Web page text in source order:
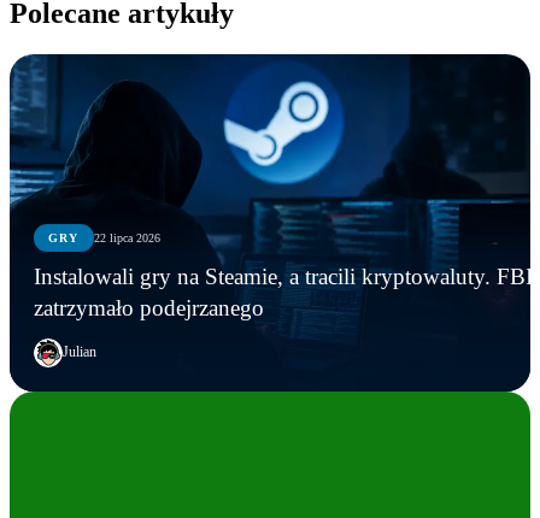
Polecane artykuły
GRY 22 lipca 2026
Instalowali gry na Steamie, a tracili kryptowaluty. FBI
zatrzymało podejrzanego
Julian